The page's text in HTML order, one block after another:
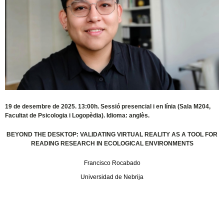
19 de desembre de 2025. 13:00h. Sessió presencial i en línia (Sala M204,
Facultat de Psicologia i Logopèdia). Idioma: anglès.
BEYOND THE DESKTOP: VALIDATING VIRTUAL REALITY AS A TOOL FOR
READING RESEARCH IN ECOLOGICAL ENVIRONMENTS
Francisco Rocabado
Universidad de Nebrija